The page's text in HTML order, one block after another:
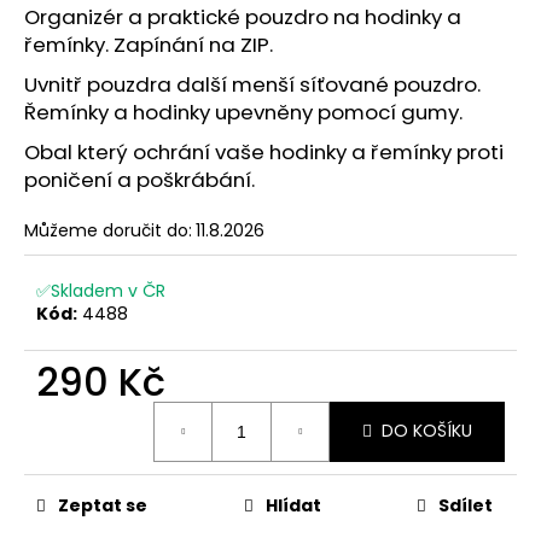
Organizér a praktické pouzdro na hodinky a
řemínky. Zapínání na ZIP.
Uvnitř pouzdra další menší síťované pouzdro.
Řemínky a hodinky upevněny pomocí gumy.
Obal který ochrání vaše hodinky a řemínky proti
poničení a poškrábání.
Můžeme doručit do: 11.8.2026
✅Skladem v ČR
Kód: 4488
290 Kč
DO KOŠÍKU
Zeptat se Hlídat Sdílet
D
o
o
r
č
u
e
m